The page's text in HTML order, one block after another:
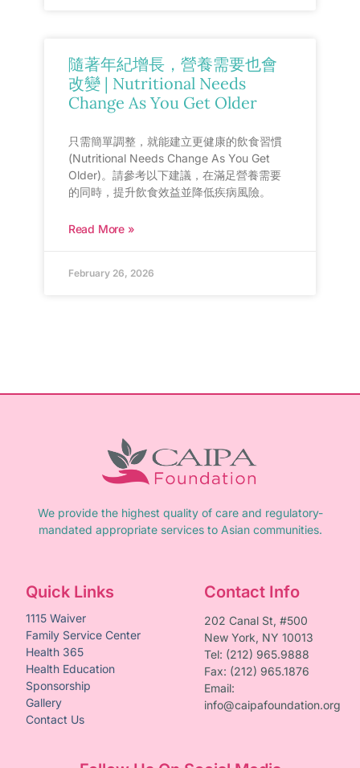
隨著年紀增長，營養需要也會
改變 | Nutritional Needs
Change As You Get Older
只需簡單調整，就能建立更健康的飲食習慣
(Nutritional Needs Change As You Get
Older)。請參考以下建議，在滿足營養需要
的同時，提升飲食效益並降低疾病風險。
Read More »
February 26, 2026
We provide the highest quality of care and regulatory-
mandated appropriate services to Asian communities.
Quick Links
1115 Waiver
Family Service Center
Health 365
Health Education
Sponsorship
Gallery
Contact Us
Contact Info
202 Canal St, #500
New York, NY 10013
Tel: (212) 965.9888
Fax: (212) 965.1876
Email:
info@caipafoundation.org